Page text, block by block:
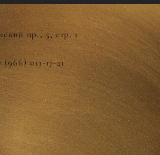
пр., 5, стр. 1
(966) 011-17-41